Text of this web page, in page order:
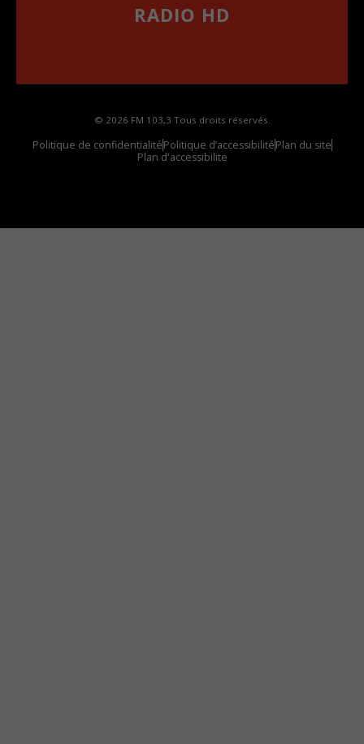
RADIO HD
© 2026 FM 103,3 Tous droits réservés.
Politique de confidentialitéPolitique d’accessibilitéPlan du site
Plan d'accessibilite